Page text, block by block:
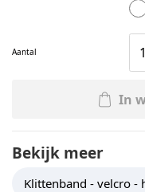
Aantal
In
Bekijk meer
Klittenband - velcro -